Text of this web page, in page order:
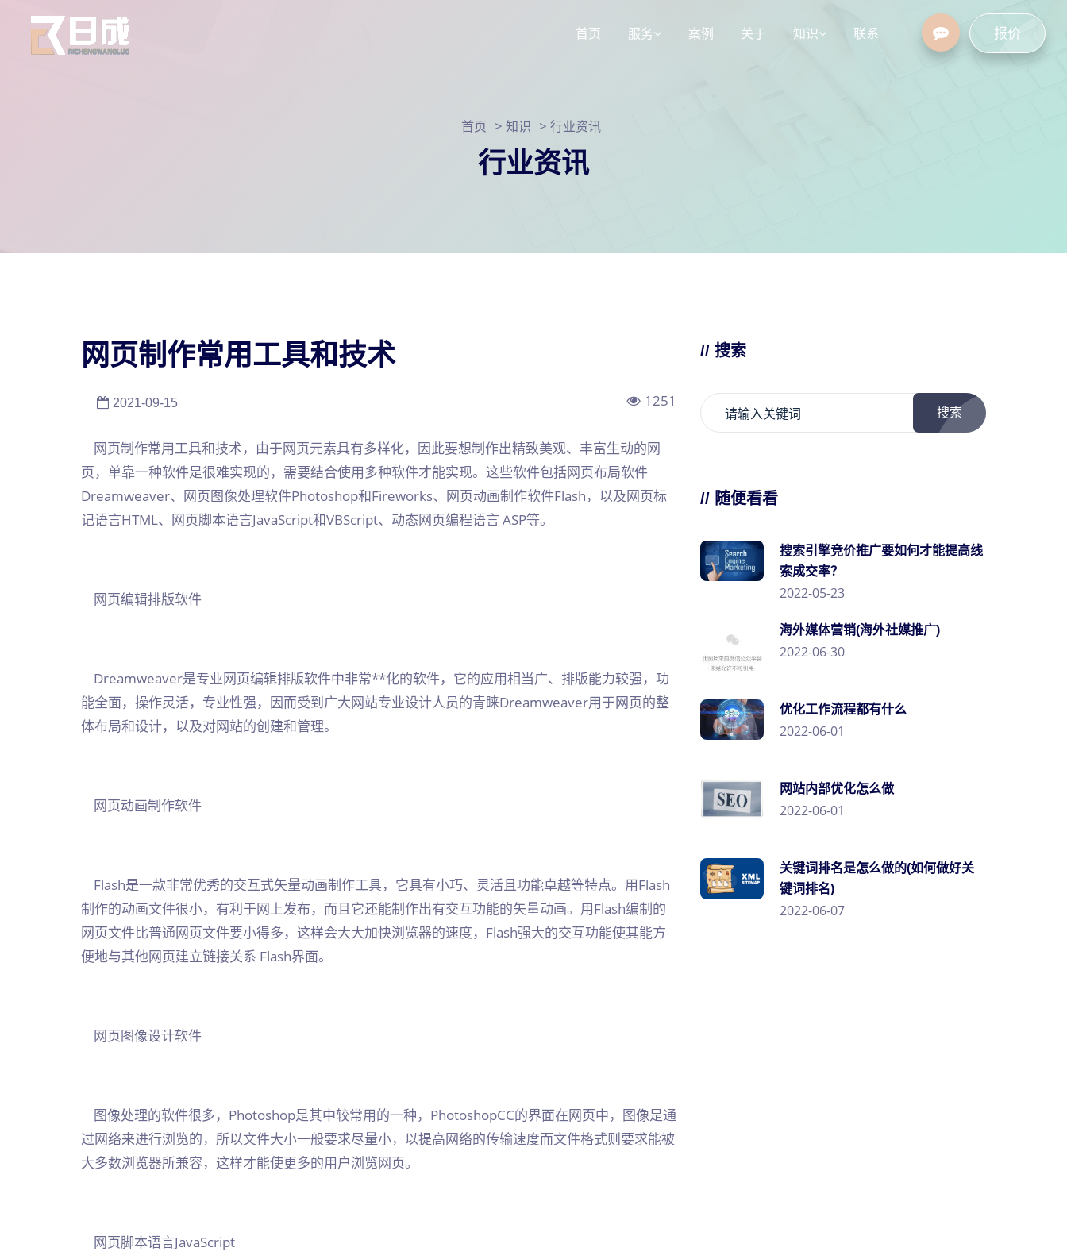
首页 服务 案例 关于 知识 联系 报价
首页 > 知识 > 行业资讯
行业资讯
网页制作常用工具和技术
2021-09-15 1251
网页制作常用工具和技术，由于网页元素具有多样化，因此要想制作出精致美观、丰富生动的网
页，单靠一种软件是很难实现的，需要结合使用多种软件才能实现。这些软件包括网页布局软件
Dreamweaver、网页图像处理软件Photoshop和Fireworks、网页动画制作软件Flash，以及网页标
记语言HTML、网页脚本语言JavaScript和VBScript、动态网页编程语言 ASP等。
网页编辑排版软件
Dreamweaver是专业网页编辑排版软件中非常**化的软件，它的应用相当广、排版能力较强，功
能全面，操作灵活，专业性强，因而受到广大网站专业设计人员的青睐Dreamweaver用于网页的整
体布局和设计，以及对网站的创建和管理。
网页动画制作软件
Flash是一款非常优秀的交互式矢量动画制作工具，它具有小巧、灵活且功能卓越等特点。用Flash
制作的动画文件很小，有利于网上发布，而且它还能制作出有交互功能的矢量动画。用Flash编制的
网页文件比普通网页文件要小得多，这样会大大加快浏览器的速度，Flash强大的交互功能使其能方
便地与其他网页建立链接关系 Flash界面。
网页图像设计软件
图像处理的软件很多，Photoshop是其中较常用的一种，PhotoshopCC的界面在网页中，图像是通
过网络来进行浏览的，所以文件大小一般要求尽量小，以提高网络的传输速度而文件格式则要求能被
大多数浏览器所兼容，这样才能使更多的用户浏览网页。
网页脚本语言JavaScript
// 搜索
搜索
// 随便看看
搜索引擎竞价推广要如何才能提高线
索成交率？
2022-05-23
海外媒体营销(海外社媒推广)
2022-06-30
优化工作流程都有什么
2022-06-01
网站内部优化怎么做
2022-06-01
关键词排名是怎么做的(如何做好关
键词排名)
2022-06-07